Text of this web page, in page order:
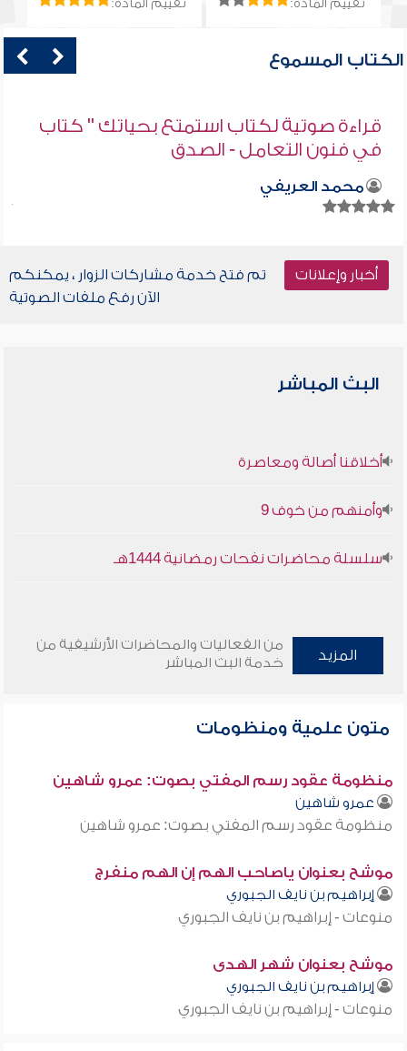
تقييم المادة: تقييم المادة:
الكتاب المسموع
قراءة صوتية لكتاب استمتع بحياتك " كتاب
في فنون التعامل - الصدق
محمد العريفي
أخبار وإعلانات
تم فتح خدمة مشاركات الزوار ، يمكنكم
الآن رفع ملفات الصوتية
البث المباشر
أخلاقنا أصالة ومعاصرة
وأمنهم من خوف 9
سلسلة محاضرات نفحات رمضانية 1444هـ
المزيد
من الفعاليات والمحاضرات الأرشيفية من
خدمة البث المباشر
متون علمية ومنظومات
منظومة عقود رسم المفتي بصوت: عمرو شاهين
عمرو شاهين
منظومة عقود رسم المفتي بصوت: عمرو شاهين
موشح بعنوان ياصاحب الهم إن الهم منفرج
إبراهيم بن نايف الجبوري
منوعات - إبراهيم بن نايف الجبوري
موشح بعنوان شهر الهدى
إبراهيم بن نايف الجبوري
منوعات - إبراهيم بن نايف الجبوري